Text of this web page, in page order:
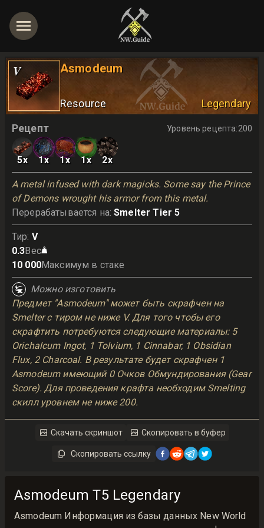
V Asmodeum
Resource
Legendary
Рецепт
Уровень рецепта:200
5x 1x 1x 1x 2x
A metal infused with dark magicks. Some say the Prince
of Demons wrought his armor from this metal.
Перерабатывается на: Smelter Tier 5
Тир: V
0.3Вес
10 000Максимум в стаке
Можно изготовить
Предмет "Asmodeum" может быть скрафчен на
Smelter с тиром не ниже V. Для того чтобы его
скрафтить потребуются следующие материалы: 5
Orichalcum Ingot, 1 Tolvium, 1 Cinnabar, 1 Obsidian
Flux, 2 Charcoal. В результате будет скрафчен 1
Asmodeum имеющий 0 Очков Обмундирования (Gear
Score). Для проведения крафта необходим Smelting
скилл уровнем не ниже 200.
Скачать скриншот Скопировать в буфер
Скопировать ссылку
Asmodeum T5 Legendary
Asmodeum Информация из базы данных New World